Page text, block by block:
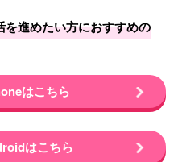
進めたい方におすすめの
はこちら
はこちら